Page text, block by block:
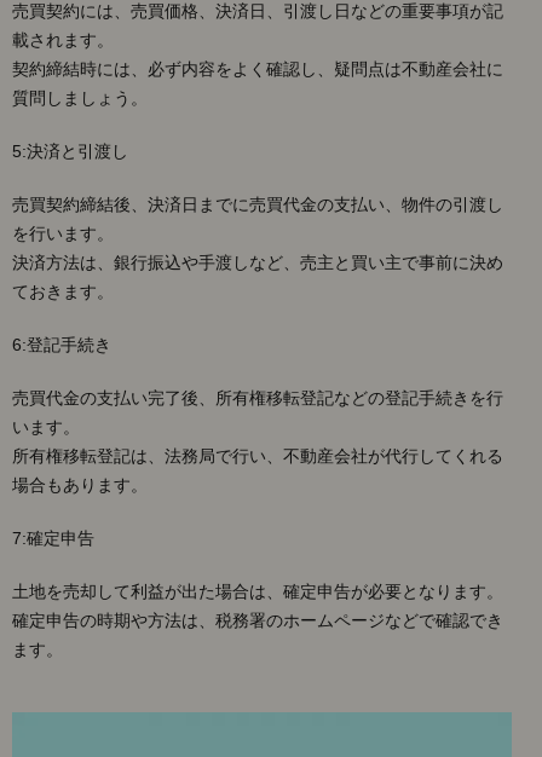
売買契約には、売買価格、決済日、引渡し日などの重要事項が記
載されます。
契約締結時には、必ず内容をよく確認し、疑問点は不動産会社に
質問しましょう。
5:決済と引渡し
売買契約締結後、決済日までに売買代金の支払い、物件の引渡し
を行います。
決済方法は、銀行振込や手渡しなど、売主と買い主で事前に決め
ておきます。
6:登記手続き
売買代金の支払い完了後、所有権移転登記などの登記手続きを行
います。
所有権移転登記は、法務局で行い、不動産会社が代行してくれる
場合もあります。
7:確定申告
土地を売却して利益が出た場合は、確定申告が必要となります。
確定申告の時期や方法は、税務署のホームページなどで確認でき
ます。